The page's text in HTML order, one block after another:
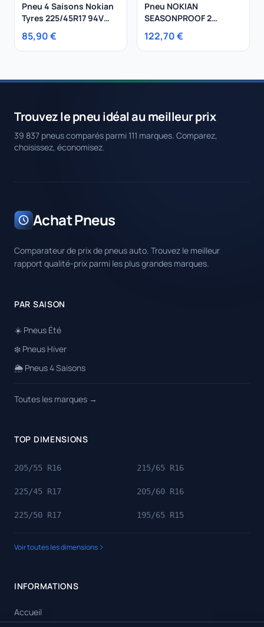
Pneu 4 Saisons Nokian
Tyres 225/45R17 94V
Nokian Tyres
SeasonProof XL
85,90 €
Pneu NOKIAN
SEASONPROOF 2
215/55R17 98W
122,70 €
Trouvez le pneu idéal au meilleur prix
39 837 pneus comparés parmi 111 marques. Comparez,
choisissez, économisez.
Achat Pneus
Comparateur de prix de pneus auto. Trouvez le meilleur
rapport qualité-prix parmi les plus grandes marques.
PAR SAISON
☀️ Pneus Été
❄️ Pneus Hiver
🌦️ Pneus 4 Saisons
Toutes les marques →
TOP DIMENSIONS
205/55 R16 215/65 R16
225/45 R17 205/60 R16
225/50 R17 195/65 R15
Voir toutes les dimensions
INFORMATIONS
Accueil